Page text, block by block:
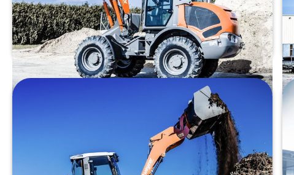
Kaatokuorma:3550/3100 kg
TUTUSTU
Pyöräkuormaaja Weycor AR530
Deutz TCD 3.6 L4 (80 kW)
Päästöluokka:Stage V